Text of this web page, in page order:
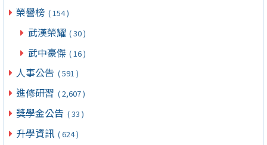
榮譽榜 ( 154 )
武漢榮耀 ( 30 )
武中豪傑 ( 16 )
人事公告 ( 591 )
進修研習 ( 2,607 )
獎學金公告 ( 33 )
升學資訊 ( 624 )